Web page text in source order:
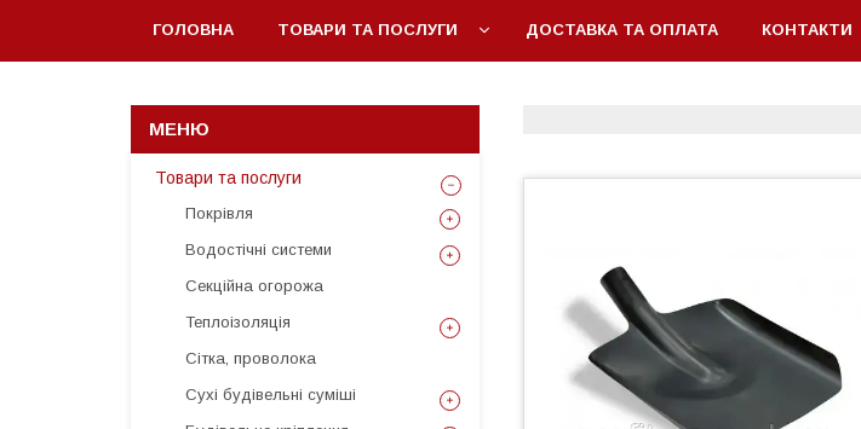
ГОЛОВНА ТОВАРИ ТА ПОСЛУГИ ДОСТАВКА ТА ОПЛАТА КОНТАКТИ
Товари та послуги
Покрівля
Водостічні системи
Секційна огорожа
Теплоізоляція
Сітка, проволока
Сухі будівельні суміші